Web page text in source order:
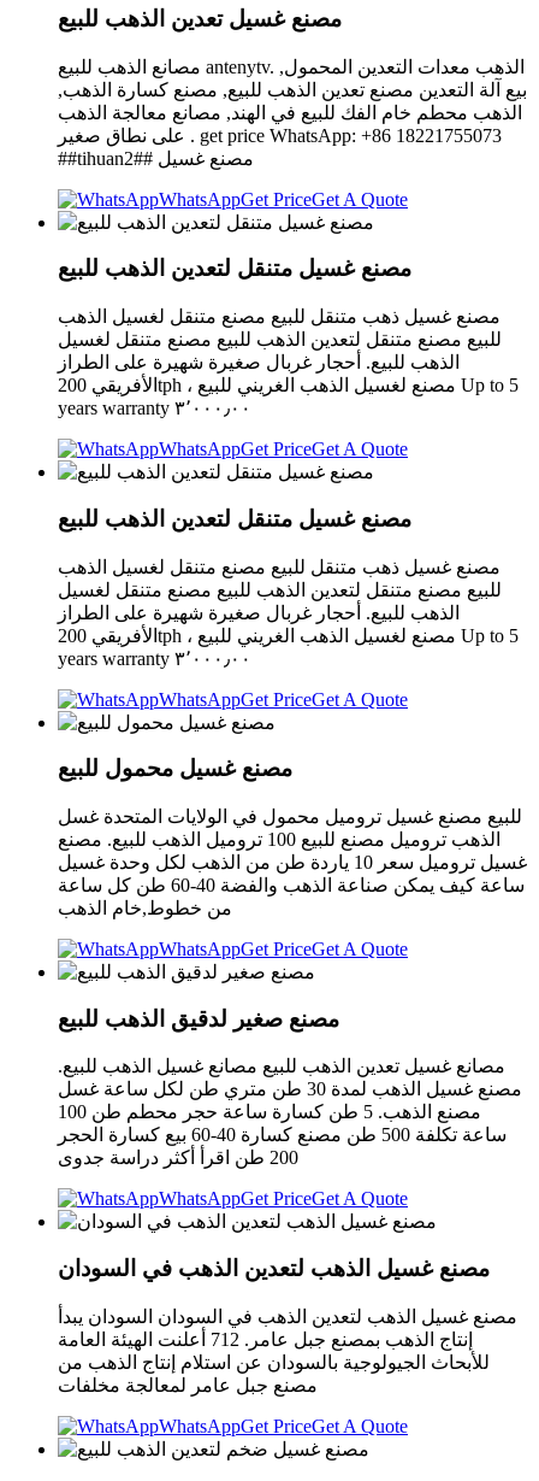
مصنع غسيل تعدين الذهب للبيع
مصانع الذهب للبيع antenytv. الذهب معدات التعدين المحمول,
بيع آلة التعدين مصنع تعدين الذهب للبيع, مصنع كسارة الذهب,
الذهب محطم خام الفك للبيع في الهند, مصانع معالجة الذهب
على نطاق صغير . get price WhatsApp: +86 18221755073
##tihuan2## مصنع غسيل
WhatsAppGet PriceGet A Quote
مصنع غسيل متنقل لتعدين الذهب للبيع
مصنع غسيل ذهب متنقل للبيع مصنع متنقل لغسيل الذهب
للبيع مصنع متنقل لتعدين الذهب للبيع مصنع متنقل لغسيل
الذهب للبيع. أحجار غربال صغيرة شهيرة على الطراز
الأفريقي 200tph ، مصنع لغسيل الذهب الغريني للبيع Up to 5
years warranty ٣٬٠٠٠٫٠٠
WhatsAppGet PriceGet A Quote
مصنع غسيل متنقل لتعدين الذهب للبيع
مصنع غسيل ذهب متنقل للبيع مصنع متنقل لغسيل الذهب
للبيع مصنع متنقل لتعدين الذهب للبيع مصنع متنقل لغسيل
الذهب للبيع. أحجار غربال صغيرة شهيرة على الطراز
الأفريقي 200tph ، مصنع لغسيل الذهب الغريني للبيع Up to 5
years warranty ٣٬٠٠٠٫٠٠
WhatsAppGet PriceGet A Quote
مصنع غسيل محمول للبيع
للبيع مصنع غسيل تروميل محمول في الولايات المتحدة غسل
الذهب تروميل مصنع للبيع 100 تروميل الذهب للبيع. مصنع
غسيل تروميل سعر 10 ياردة طن من الذهب لكل وحدة غسيل
ساعة كيف يمكن صناعة الذهب والفضة 40-60 طن كل ساعة
من خطوط,خام الذهب
WhatsAppGet PriceGet A Quote
مصنع صغير لدقيق الذهب للبيع
مصانع غسيل تعدين الذهب للبيع مصانع غسيل الذهب للبيع.
مصنع غسيل الذهب لمدة 30 طن متري طن لكل ساعة غسل
مصنع الذهب. 5 طن كسارة ساعة حجر محطم طن 100
ساعة تكلفة 500 طن مصنع كسارة 40-60 بيع كسارة الحجر
200 طن اقرأ أكثر دراسة جدوى
WhatsAppGet PriceGet A Quote
مصنع غسيل الذهب لتعدين الذهب في السودان
مصنع غسيل الذهب لتعدين الذهب في السودان السودان يبدأ
إنتاج الذهب بمصنع جبل عامر. 712 أعلنت الهيئة العامة
للأبحاث الجيولوجية بالسودان عن استلام إنتاج الذهب من
مصنع جبل عامر لمعالجة مخلفات
WhatsAppGet PriceGet A Quote